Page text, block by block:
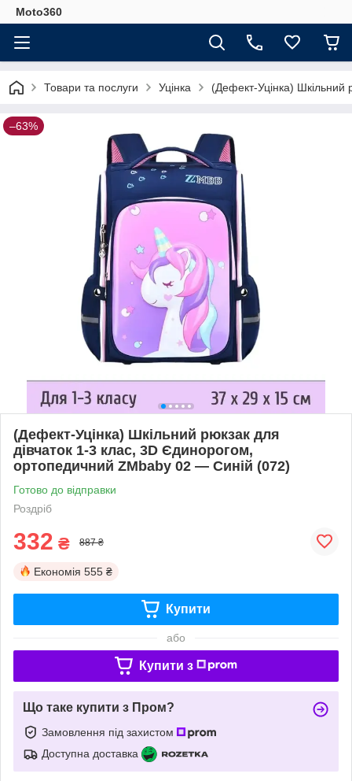
Moto360
Товари та послуги Уцінка (Дефект-Уцінка)
–63%
(Дефект-Уцінка) Шкільний рюкзак для
дівчаток 1-3 клас, 3D Єдинорогом,
ортопедичний ZMbaby 02 — Синій (072)
Готово до відправки
Роздріб
332 ₴ 887 ₴
Економія 555 ₴
Купити
або
Купити з
Що таке купити з Пром?
Замовлення під захистом
Доступна доставка